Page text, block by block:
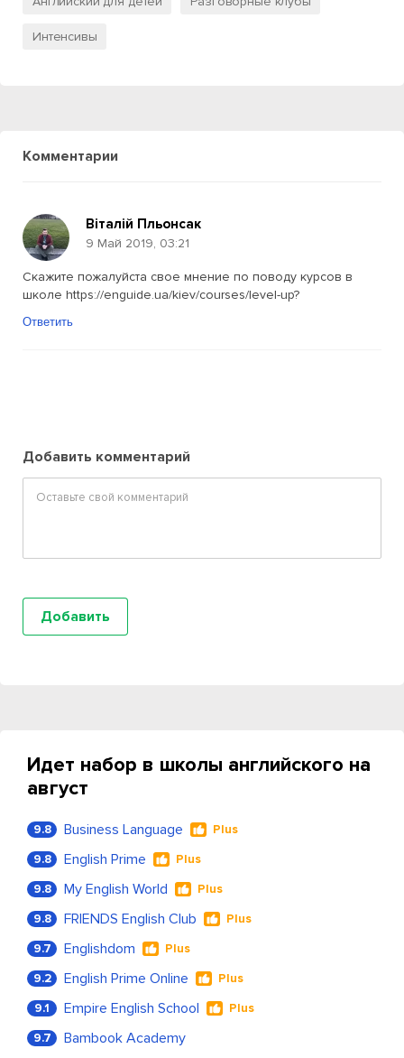
Интенсивы
Комментарии
Віталій Пльонсак
9 Май 2019, 03:21
Скажите пожалуйста свое мнение по поводу курсов в
школе https://enguide.ua/kiev/courses/level-up?
Ответить
Добавить комментарий
Идет набор в школы английского на
август
9.8 Business Language Plus
9.8 English Prime Plus
9.8 My English World Plus
9.8 FRIENDS English Club Plus
9.7 Englishdom Plus
9.2 English Prime Online Plus
9.1 Empire English School Plus
9.7 Bambook Academy